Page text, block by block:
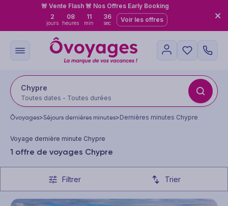
🚨 Vente Flash 🚨 Nos Offres Early Booking
2
jours
08
heures
11
min
35
sec Voir les offres
Chypre
Toutes dates - Toutes durées
Ôvoyages>Séjours dernières minutes>Dernières minutes Chypre
Voyage dernière minute Chypre
1 offre de voyages Chypre
Filtrer Trier